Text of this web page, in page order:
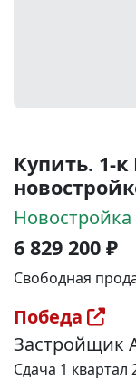
Купить. 1-
Новостройка
6 829 200 ₽
Свободная
Победа
Застройщик
Сдача 1 квартал